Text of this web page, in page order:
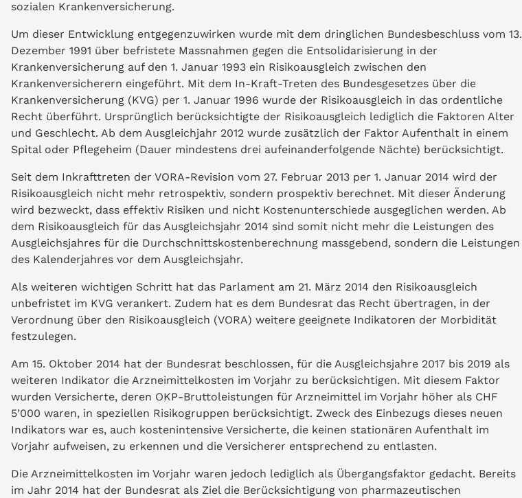
sozialen Krankenversicherung.
Um dieser Entwicklung entgegenzuwirken wurde mit dem dringlichen Bundesbeschluss vom 13.
Dezember 1991 über befristete Massnahmen gegen die Entsolidarisierung in der
Krankenversicherung auf den 1. Januar 1993 ein Risikoausgleich zwischen den
Krankenversicherern eingeführt. Mit dem In-Kraft-Treten des Bundesgesetzes über die
Krankenversicherung (KVG) per 1. Januar 1996 wurde der Risikoausgleich in das ordentliche
Recht überführt. Ursprünglich berücksichtigte der Risikoausgleich lediglich die Faktoren Alter
und Geschlecht. Ab dem Ausgleichjahr 2012 wurde zusätzlich der Faktor Aufenthalt in einem
Spital oder Pflegeheim (Dauer mindestens drei aufeinanderfolgende Nächte) berücksichtigt.
Seit dem Inkrafttreten der VORA-Revision vom 27. Februar 2013 per 1. Januar 2014 wird der
Risikoausgleich nicht mehr retrospektiv, sondern prospektiv berechnet. Mit dieser Änderung
wird bezweckt, dass effektiv Risiken und nicht Kostenunterschiede ausgeglichen werden. Ab
dem Risikoausgleich für das Ausgleichsjahr 2014 sind somit nicht mehr die Leistungen des
Ausgleichsjahres für die Durchschnittskostenberechnung massgebend, sondern die Leistungen
des Kalenderjahres vor dem Ausgleichsjahr.
Als weiteren wichtigen Schritt hat das Parlament am 21. März 2014 den Risikoausgleich
unbefristet im KVG verankert. Zudem hat es dem Bundesrat das Recht übertragen, in der
Verordnung über den Risikoausgleich (VORA) weitere geeignete Indikatoren der Morbidität
festzulegen.
Am 15. Oktober 2014 hat der Bundesrat beschlossen, für die Ausgleichsjahre 2017 bis 2019 als
weiteren Indikator die Arzneimittelkosten im Vorjahr zu berücksichtigen. Mit diesem Faktor
wurden Versicherte, deren OKP-Bruttoleistungen für Arzneimittel im Vorjahr höher als CHF
5’000 waren, in speziellen Risikogruppen berücksichtigt. Zweck des Einbezugs dieses neuen
Indikators war es, auch kostenintensive Versicherte, die keinen stationären Aufenthalt im
Vorjahr aufweisen, zu erkennen und die Versicherer entsprechend zu entlasten.
Die Arzneimittelkosten im Vorjahr waren jedoch lediglich als Übergangsfaktor gedacht. Bereits
im Jahr 2014 hat der Bundesrat als Ziel die Berücksichtigung von pharmazeutischen